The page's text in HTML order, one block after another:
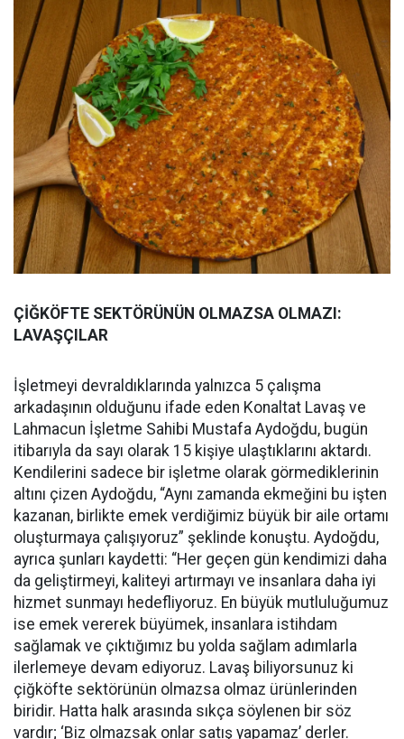
ÇİĞKÖFTE SEKTÖRÜNÜN OLMAZSA OLMAZI:
LAVAŞÇILAR
İşletmeyi devraldıklarında yalnızca 5 çalışma
arkadaşının olduğunu ifade eden Konaltat Lavaş ve
Lahmacun İşletme Sahibi Mustafa Aydoğdu, bugün
itibarıyla da sayı olarak 15 kişiye ulaştıklarını aktardı.
Kendilerini sadece bir işletme olarak görmediklerinin
altını çizen Aydoğdu, “Aynı zamanda ekmeğini bu işten
kazanan, birlikte emek verdiğimiz büyük bir aile ortamı
oluşturmaya çalışıyoruz” şeklinde konuştu. Aydoğdu,
ayrıca şunları kaydetti: “Her geçen gün kendimizi daha
da geliştirmeyi, kaliteyi artırmayı ve insanlara daha iyi
hizmet sunmayı hedefliyoruz. En büyük mutluluğumuz
ise emek vererek büyümek, insanlara istihdam
sağlamak ve çıktığımız bu yolda sağlam adımlarla
ilerlemeye devam ediyoruz. Lavaş biliyorsunuz ki
çiğköfte sektörünün olmazsa olmaz ürünlerinden
biridir. Hatta halk arasında sıkça söylenen bir söz
vardır; ‘Biz olmazsak onlar satış yapamaz’ derler.